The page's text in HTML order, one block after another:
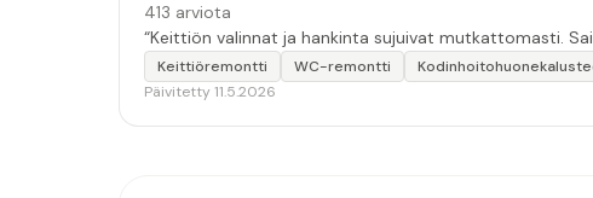
413 arviota
“Keittiön valinnat ja hankinta sujuivat mutkattomasti.
Keittiöremontti WC-remontti
Päivitetty 11.5.2026